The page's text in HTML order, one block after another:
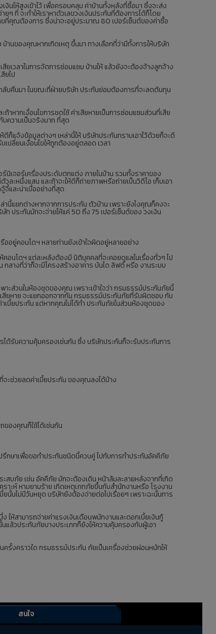
นให้สูงเข้าไว้ เพื่อครอบคลุม ค่าบ้านทั้งหลังที่ซื้อมา ซึ่งจะส่ง
ๆ ที่ จะทำให้เราหาตัวเลขวงเงินประกันที่ต้องการได้ก็โดย
ที่คุณต้องการ ซึ่งน่าจะอยู่ประมาณ 80 เปอร์เซ็นต์ของค่าซื้อ
านของคุณหากเกิดเหตุ ขึ้นมา ทางเลือกที่ว่ามีทั้งการให้บริษัท
ยเวลาในการจัดการซ่อมแซม บ้านให้ แล้วยังจะต้องจ้างลูกจ้าง
ยไป
บคืนมา ในขณะที่ฝ่ายบริษัท ประกันย่อมต้องการที่จะลดต้นทุน
าหากเงื่อนไขการชดใช้ ค่าเสียหายเป็นการซ่อมแซมส่วนที่เสีย
บความเป็นจริงมาก ที่สุด
แจ้งข้อมูลต่างๆ เหล่านี้ให้ บริษัทประกันทราบเอาไว้ด้วยก็จะดี
ปลี่ยนเงื่อนไขให้ถูกต้องอยู่ตลอด เวลา
เจอร์เครื่องประดับตกแต่ง ภายในบ้าน รวมทั้งราคาของ
ละหนึ่งแสน และถ้าจะให้ดีก็ถ่ายภาพหรือถ่ายเป็นวิดีโอ เก็บเอา
จี้และน่าเบื่ออย่างที่สุด
นี้แยกต่างหากจากการประกัน ตัวบ้าน เพราะยังไงคุณก็คงจะ
ท ประกันมักจะจ่ายให้แค่ 50 ถึง 75 เปอร์เซ็นต์ของ วงเงิน
อยู่คอนโดฯ หลายท่านยังเข้าใจผิดอยู่หลายอย่าง
นโดฯ แต่ละหลังต้องมี นิติบุคคลที่จะคอยดูแลในเรื่องทั่วๆ ไป
างที่ว่าก็จะมีโครงสร้างอาคาร บันได ลิฟต์ หรือ งานระบบ
ะส่วนในห้องชุดของคุณ เพราะเข้าใจว่า กรมธรรม์ประกันภัยนี้
สียหาย จะแยกออกจากกัน กรมธรรม์ประกันภัยที่รับผิดชอบ กับ
เบี้ยประกัน แต่หากคุณไม่ได้ทำ ประกันภัยในส่วนห้องชุดของ
ด้รับความคุ้มครองเช่นกัน ซึ่ง บริษัทประกันก็จะรับประกันการ
จะช่วยลดค่าเบี้ยประกัน ของคุณลงได้บ้าง
ของคุณก็ใช้ได้เช่นกัน
กษาเพื่อขอทำประกันชนิดนี้ควบคู่ ไปกับการทำประกันอัคคีภัย
สบภัย เช่น อัคคีภัย มักจะต้องเดิน หน้าล้มละลายหลังจากที่เกิด
าะห์ หามยามร้าย เกิดเหตุเภทภัยขึ้นกับสำนักงานหรือ โรงงาน
ยนั้นไม่มีวันหยุด บริษัทยังต้องจ่ายต่อไปเรื่อยๆ เพราะฉะนั้นการ
ห้สามารถจ่ายค่าแรงเงินเดือนพนักงานและดอกเบี้ยเงินกู้
ล้วประกันภัยบางประเภทก็ยังให้ความคุ้มครองกับผู้เอา
ครั้งคราวใด กรมธรรม์ประกัน ภัยเป็นเครื่องช่วยผ่อนหนักให้
สนใจ